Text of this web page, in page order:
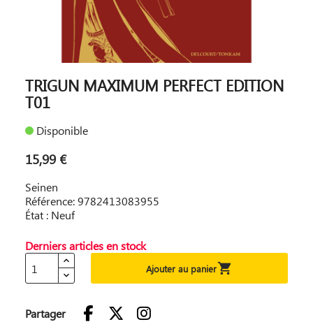
TRIGUN MAXIMUM PERFECT EDITION
T01
Disponible
15,99 €
Seinen
Référence: 9782413083955
État : Neuf
Derniers articles en stock
Ajouter au panier
Partager